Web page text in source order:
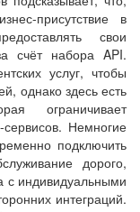
присутствие в
свои
счёт набора API.
услуг, чтобы
однако здесь есть
ограничивает
Немногие
подключить
дорого,
индивидуальными
интеграций.